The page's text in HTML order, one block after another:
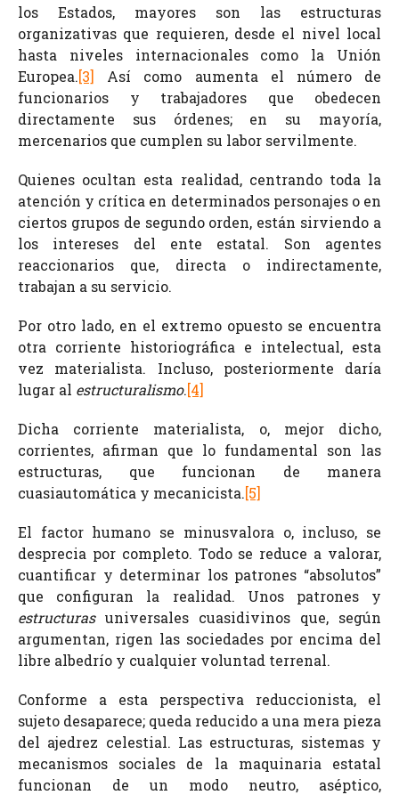
los Estados, mayores son las estructuras
organizativas que requieren, desde el nivel local
hasta niveles internacionales como la Unión
Europea.[3] Así como aumenta el número de
funcionarios y trabajadores que obedecen
directamente sus órdenes; en su mayoría,
mercenarios que cumplen su labor servilmente.
Quienes ocultan esta realidad, centrando toda la
atención y crítica en determinados personajes o en
ciertos grupos de segundo orden, están sirviendo a
los intereses del ente estatal. Son agentes
reaccionarios que, directa o indirectamente,
trabajan a su servicio.
Por otro lado, en el extremo opuesto se encuentra
otra corriente historiográfica e intelectual, esta
vez materialista. Incluso, posteriormente daría
lugar al estructuralismo.[4]
Dicha corriente materialista, o, mejor dicho,
corrientes, afirman que lo fundamental son las
estructuras, que funcionan de manera
cuasiautomática y mecanicista.[5]
El factor humano se minusvalora o, incluso, se
desprecia por completo. Todo se reduce a valorar,
cuantificar y determinar los patrones “absolutos”
que configuran la realidad. Unos patrones y
estructurasuniversales cuasidivinos que, según
argumentan, rigen las sociedades por encima del
libre albedrío y cualquier voluntad terrenal.
Conforme a esta perspectiva reduccionista, el
sujeto desaparece; queda reducido a una mera pieza
del ajedrez celestial. Las estructuras, sistemas y
mecanismos sociales de la maquinaria estatal
funcionan de un modo neutro, aséptico,